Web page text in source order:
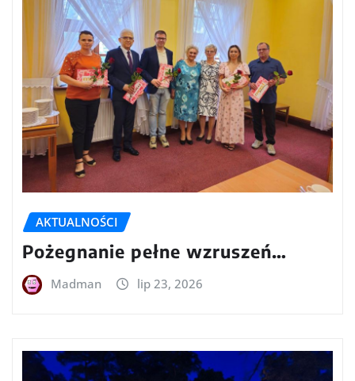
AKTUALNOŚCI
Pożegnanie pełne wzruszeń…
Madman lip 23, 2026